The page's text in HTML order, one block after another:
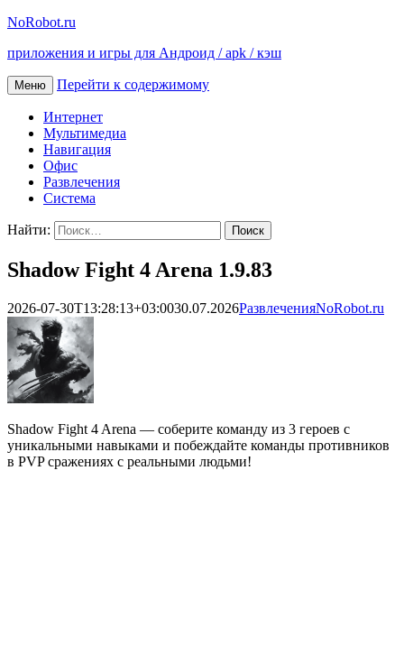
NoRobot.ru
приложения и игры для Андроид / apk / кэш
Меню Перейти к содержимому
Интернет
Мультимедиа
Навигация
Офис
Развлечения
Система
Найти:
Shadow Fight 4 Arena 1.9.83
2026-07-30T13:28:13+03:0030.07.2026РазвлеченияNoRobot.ru
Shadow Fight 4 Arena — соберите команду из 3 героев с
уникальными навыками и побеждайте команды противников
в PVP сражениях с реальными людьми!